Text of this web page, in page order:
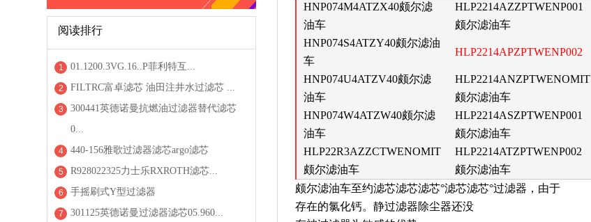
阅读排行
1 01.1200.3VG.16..P菲利特互...
2 FILTRC富卓滤芯 油田注井水过滤芯 ...
3
300441英德诺曼抗燃油过滤器替代滤芯
0...
4 440-156雅歌过滤器滤芯argo滤芯
5 R928022325力士乐RXROTH滤芯...
6 手摇刷式Y型过滤器
7 301125英德诺曼过滤器滤芯05.960...
HNP074M4ATZX40颇尔滤
油车
HLP2214AZZPTWENP001
颇尔滤油车
HNP074S4ATZY40颇尔滤油
车
HLP2214APZPTWENP002
HNP074U4ATZV40颇尔滤
油车
HLP2214ANZPTWENOMIT
颇尔滤油车
HNP074W4ATZW40颇尔滤
油车
HLP2214ASZPTWENP001
颇尔滤油车
HLP22R3AZZCTWENOMIT
颇尔滤油车
HLP2214ATZPTWENP002
颇尔滤油车
颇尔滤油车至约滤芯滤芯滤芯°滤芯滤芯°过滤器，由于
存在的氯化钙。静过滤器除尘器还没